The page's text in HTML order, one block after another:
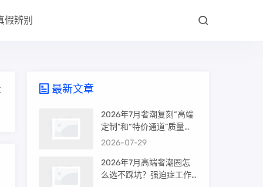
假辨别
最新文章
2026年7月奢潮复刻“高端
定制”和“特价通道”质量差
很多吗？内行人说出真相
2026-07-29
2026年7月高端奢潮圈怎
么选不踩坑？强迫症工作